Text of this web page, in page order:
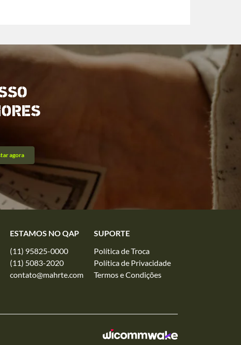
agora
ESTAMOS NO QAP
(11) 95825-0000
(11) 5083-2020
contato@mahrte.com
SUPORTE
Política de Troca
Política de Privacidade
Termos e Condições